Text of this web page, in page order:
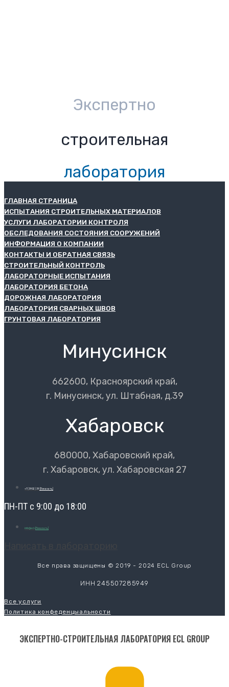
Экспертно
строительная
лаборатория
ГЛАВНАЯ СТРАНИЦА
ИСПЫТАНИЯ СТРОИТЕЛЬНЫХ МАТЕРИАЛОВ
УСЛУГИ ЛАБОРАТОРИИ КОНТРОЛЯ
ОБСЛЕДОВАНИЯ СОСТОЯНИЯ СООРУЖЕНИЙ
ИНФОРМАЦИЯ О КОМПАНИИ
КОНТАКТЫ И ОБРАТНАЯ СВЯЗЬ
СТРОИТЕЛЬНЫЙ КОНТРОЛЬ
ЛАБОРАТОРНЫЕ ИСПЫТАНИЯ
ЛАБОРАТОРИЯ БЕТОНА
ДОРОЖНАЯ ЛАБОРАТОРИЯ
ЛАБОРАТОРИЯ СВАРНЫХ ШВОВ
ГРУНТОВАЯ ЛАБОРАТОРИЯ
Минусинск
662600, Красноярский край,
г. Минусинск, ул. Штабная, д.39
Хабаровск
680000, Хабаровский край,
г. Хабаровск, ул. Хабаровская 27
+7 (3902) 39 [Показать]
ПН-ПТ с 9:00 до 18:00
info@ecl- [Показать]
Все права защищены © 2019 - 2024 ECL Group
ИНН 245507285949
Все услуги
Политика конфеденцыальности
ЭКСПЕРТНО-СТРОИТЕЛЬНАЯ ЛАБОРАТОРИЯ ECL GROUP